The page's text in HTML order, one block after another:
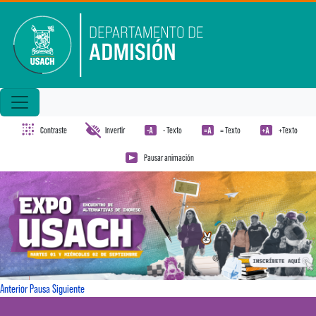
Contraste Invertir - Texto = Texto +Texto
Pausar animación
AnteriorPausaSiguiente